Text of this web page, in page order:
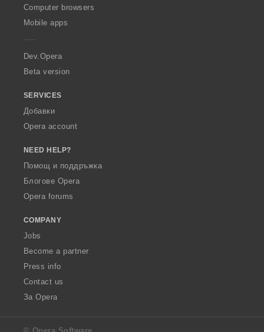
O
p
a
Computer browsers
Mobile apps
Dev.Opera
Beta version
SERVICES
Добавки
Opera account
NEED HELP?
Помощ и поддръжка
Блогове Opera
Opera forums
COMPANY
Jobs
Become a partner
Press info
Contact us
За Opera